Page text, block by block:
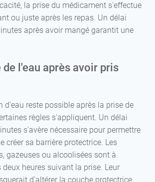
la prise du médicament s'effectue
ou juste après les repas. Un délai
après avoir mangé garantit une
de l'eau après avoir pris
d'eau reste possible après la prise de
règles s'appliquent. Un délai
s'avère nécessaire pour permettre
créer sa barrière protectrice. Les
gazeuses ou alcoolisées sont à
deux heures suivant la prise. Leur
d'altérer la couche protectrice